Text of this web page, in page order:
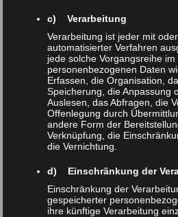
UNCATEGORIZED / 21. MÄRZ 2023
DSC07795
DSC07795
c) Verarbeitung
Verarbeitung ist jeder mit
automatisierter Verfahren
jede solche Vorgangsreihe
personenbezogenen Daten
Erfassen, die Organisation,
Speicherung, die Anpassung
Auslesen, das Abfragen, die
Offenlegung durch
andere Form der
Verknüpfung, die
die Vernichtung.
d) Einschränkung der
Einschränkung der
gespeicherter
ihre künftige Verarbeitung